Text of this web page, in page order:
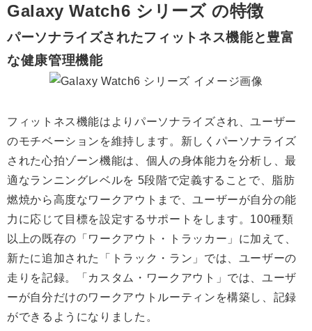
Galaxy Watch6 シリーズ の特徴
パーソナライズされたフィットネス機能と豊富
な健康管理機能
フィットネス機能はよりパーソナライズされ、ユーザー
のモチベーションを維持します。新しくパーソナライズ
された心拍ゾーン機能は、個人の身体能力を分析し、最
適なランニングレベルを 5段階で定義することで、脂肪
燃焼から高度なワークアウトまで、ユーザーが自分の能
力に応じて目標を設定するサポートをします。100種類
以上の既存の「ワークアウト・トラッカー」に加えて、
新たに追加された「トラック・ラン」では、ユーザーの
走りを記録。「カスタム・ワークアウト」では、ユーザ
ーが自分だけのワークアウトルーティンを構築し、記録
ができるようになりました。